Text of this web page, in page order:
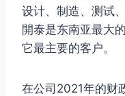
设计、制造、测试
開泰是东南亚最大
它最主要的客户。
在公司2021年的财